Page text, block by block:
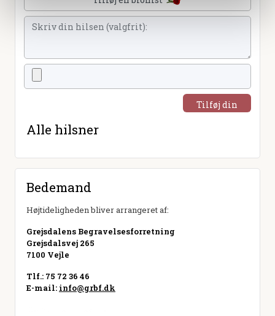
Tilføj din
Alle hilsner
Bedemand
Højtideligheden bliver arrangeret af:
Grejsdalens Begravelsesforretning
Grejsdalsvej 265
7100 Vejle
Tlf.: 75 72 36 46
E-mail: info@grbf.dk